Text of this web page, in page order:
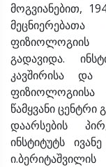
მოგვიანებით,
ფიზიოლოგიის
გადავიდა.
კავშირისა და
წამყვანი ცენტრი
დაარსების
ინსტიტუტს